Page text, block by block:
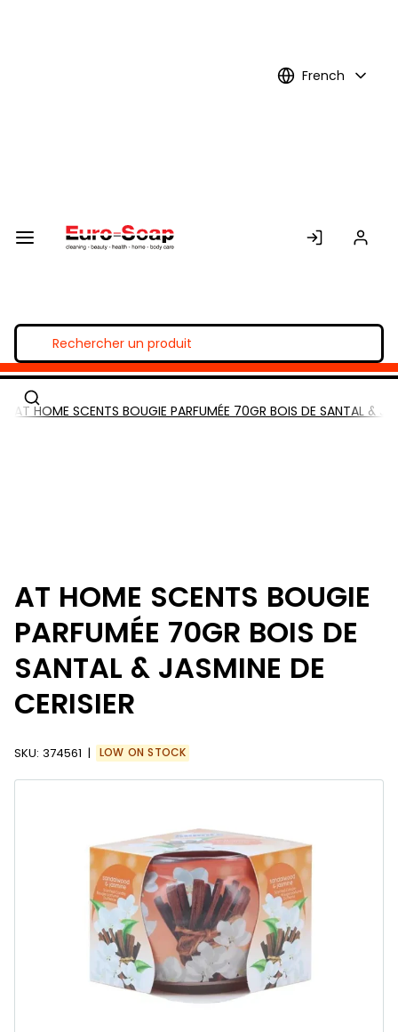
French
AT HOME SCENTS BOUGIE PARFUMÉE 70GR BOIS DE SANTAL &
AT HOME SCENTS BOUGIE
PARFUMÉE 70GR BOIS DE
SANTAL & JASMINE DE
CERISIER
SKU: 374561 LOW ON STOCK